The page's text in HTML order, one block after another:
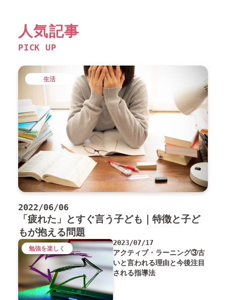
人気記事
PICK UP
2022/06/06
「疲れた」とすぐ言う子ども｜特徴と子ど
もが抱える問題
生活
2023/07/17
アクティブ・ラーニング③古
いと言われる理由と今後注目
される指導法
勉強を楽しく